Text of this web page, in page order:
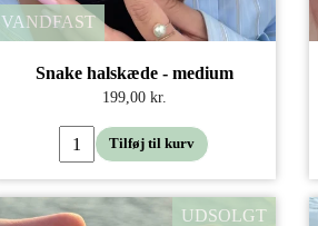
VANDFAST
Snake halskæde - medium
199,00 kr.
Tilføj til kurv
UDSOLGT